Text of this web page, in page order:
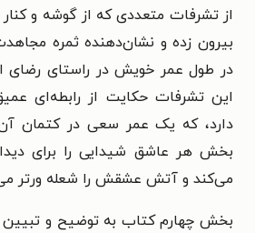
از تشرفات متعددی که از گوشه و
بیرون زده و نشان‌دهنده ثمره
در طول عمر خویش در راستای رضای
این تشرفات حکایت از رابطه‌ای
دارد، که یک عمر سعی در کتمان
بخش هر عاشق شیدایی را برای
می‌کند و آتش عشقش را شعله ورتر
بخش چهارم کتاب به توضیح و تبیین